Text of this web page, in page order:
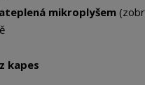
mikroplyšem
kapes